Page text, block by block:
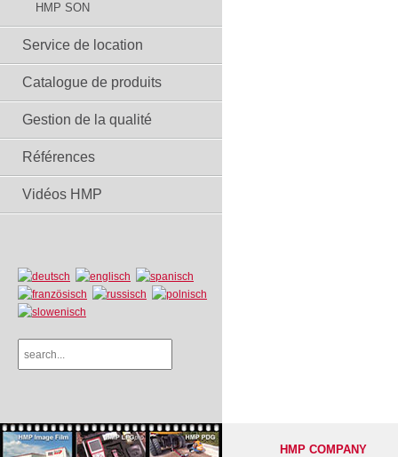
HMP SON
Service de location
Catalogue de produits
Gestion de la qualité
Références
Vidéos HMP
HMP COMPANY